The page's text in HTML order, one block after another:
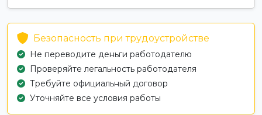
Безопасность при трудоустройстве
Не переводите деньги работодателю
Проверяйте легальность работодателя
Требуйте официальный договор
Уточняйте все условия работы